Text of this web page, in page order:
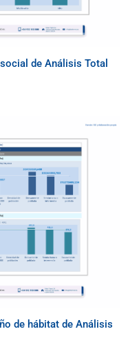
de Análisis Total
de hábitat de Análisis